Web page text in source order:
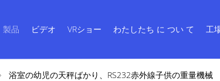
製品 ビデオ VRショー わたしたち に つい て 工
浴室の幼児の天秤ばかり、RS232赤外線子供の重量機械